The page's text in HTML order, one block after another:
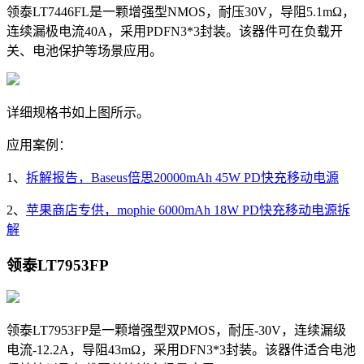
领泰LT7446FL是一颗增强型NMOS，耐压30V，导阻 5.1mΩ，
连续漏极电流40A，采用PDFN3*3封装。该器件可在负载开
关、电池保护等场景应用。
详细规格书如上图所示。
应用案例：
1、 拆解报告，Baseus倍思20000mAh 45W PD快充移动电源
2、 苹果商店专供，mophie 6000mAh 18W PD快充移动电源拆
解
领泰LT7953FP
领泰LT7953FP是一颗增强型双PMOS，耐压-30V，连续漏级
电流-12.2A，导阻43mΩ，采用DFN3*3封装。该器件适合电池